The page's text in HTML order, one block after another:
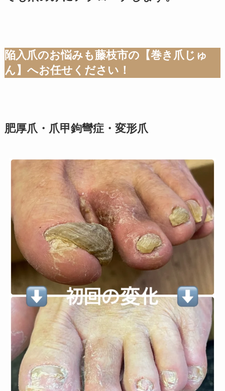
陥入爪のお悩みも藤枝市の【巻き爪じゅ
ん】へお任せください！
肥厚爪・爪甲鉤彎症・変形爪